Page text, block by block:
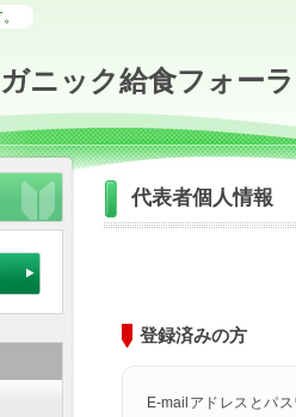
ニック給食フォー
代表者個人情報
登録済みの方
E-mailアドレスとパ